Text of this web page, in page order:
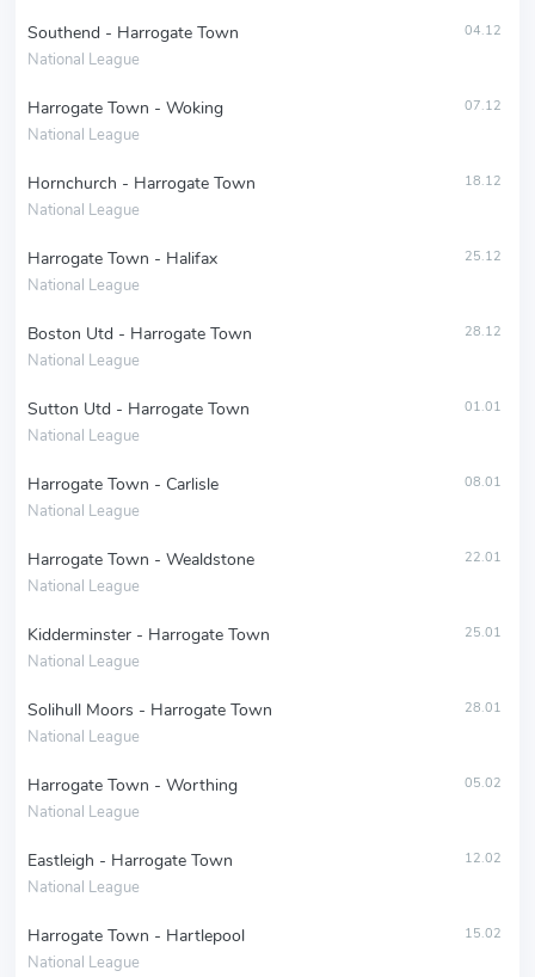
Southend - Harrogate Town
National League
04.12
Harrogate Town - Woking
National League
07.12
Hornchurch - Harrogate Town
National League
18.12
Harrogate Town - Halifax
National League
25.12
Boston Utd - Harrogate Town
National League
28.12
Sutton Utd - Harrogate Town
National League
01.01
Harrogate Town - Carlisle
National League
08.01
Harrogate Town - Wealdstone
National League
22.01
Kidderminster - Harrogate Town
National League
25.01
Solihull Moors - Harrogate Town
National League
28.01
Harrogate Town - Worthing
National League
05.02
Eastleigh - Harrogate Town
National League
12.02
Harrogate Town - Hartlepool
National League
15.02